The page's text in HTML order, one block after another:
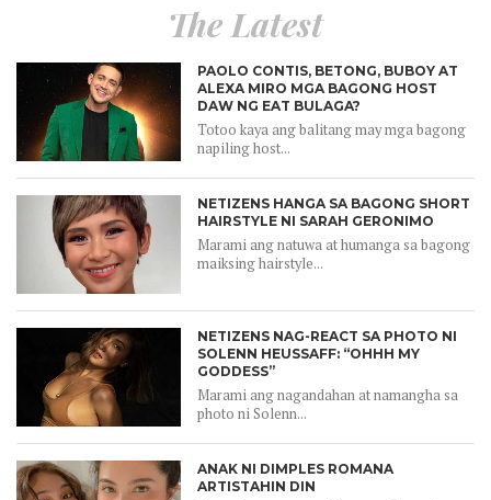
The Latest
PAOLO CONTIS, BETONG, BUBOY AT
ALEXA MIRO MGA BAGONG HOST
DAW NG EAT BULAGA?
Totoo kaya ang balitang may mga bagong
napiling host...
NETIZENS HANGA SA BAGONG SHORT
HAIRSTYLE NI SARAH GERONIMO
Marami ang natuwa at humanga sa bagong
maiksing hairstyle...
NETIZENS NAG-REACT SA PHOTO NI
SOLENN HEUSSAFF: “OHHH MY
GODDESS”
Marami ang nagandahan at namangha sa
photo ni Solenn...
ANAK NI DIMPLES ROMANA
ARTISTAHIN DIN